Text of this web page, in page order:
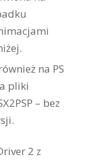
na PS
pliki
– bez